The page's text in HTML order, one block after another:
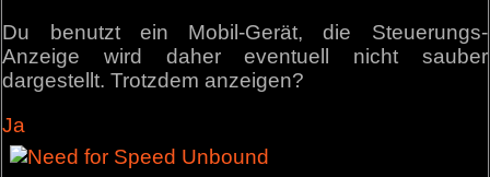
Du benutzt ein Mobil-Gerät, die Steuerungs-
Anzeige wird daher eventuell nicht sauber
dargestellt. Trotzdem anzeigen?
Ja